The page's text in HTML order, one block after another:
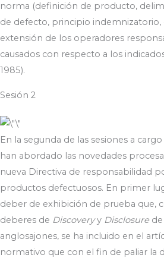
norma (definición de producto,
de defecto, principio
extensión de los operadores
causados con respecto a los
1985).
Sesión 2
En la segunda de las sesiones a
han abordado las novedades
nueva Directiva de responsabilidad
productos defectuosos. En primer
deber de exhibición de prueba que,
deberes de Discoveryy Disclosurede
anglosajones, se ha incluido en el
normativo que con el fin de paliar la